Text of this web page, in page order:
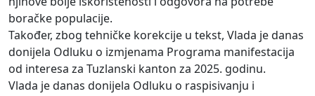
boračke populacije.
Također, zbog tehničke korekcije u tekst, Vlada je danas
donijela Odluku o izmjenama Programa manifestacija
od interesa za Tuzlanski kanton za 2025. godinu.
Vlada je danas donijela Odluku o raspisivanju i